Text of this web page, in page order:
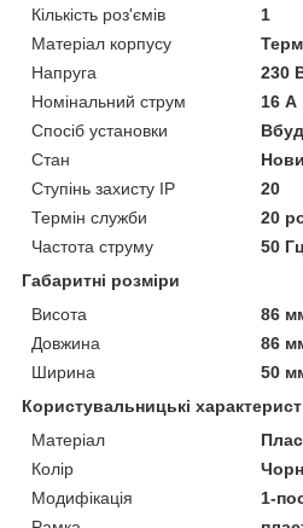
Кількість роз'ємів
1
Матеріал корпусу
Напруга
230
Номінальний струм
16 А
Спосіб установки
Стан
Ступінь захисту IP
20
Термін служби
20
Частота струму
50
Габаритні розміри
Висота
86
Довжина
86
Ширина
50
Користувальницькі
Матеріал
Колір
Модифікація
1-